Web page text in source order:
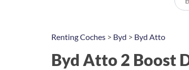
Renting Coches > Byd > Byd Atto
Byd Atto 2 Boost